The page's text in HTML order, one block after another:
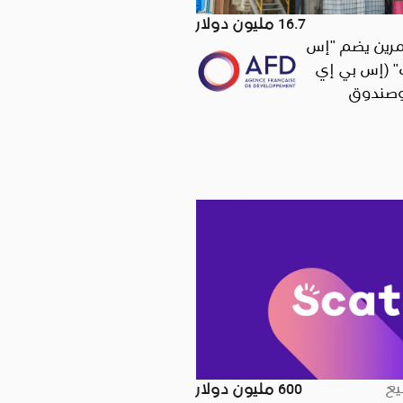
16.7 مليون دولار
يضم "إس
(إس بي إي
وصندوق
بي في" (دلتا
600 مليون دولار